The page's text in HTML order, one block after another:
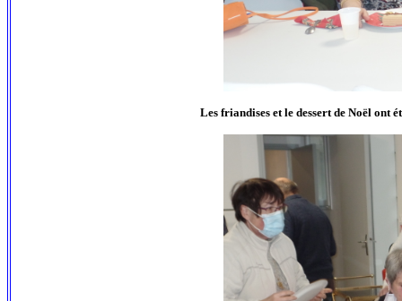
Les friandises et le dessert de Noël ont